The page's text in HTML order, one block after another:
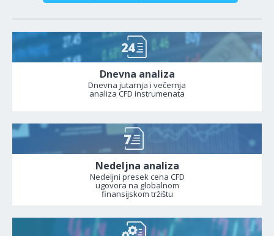
Dnevna analiza
Dnevna jutarnja i večernja
analiza CFD instrumenata
Nedeljna analiza
Nedeljni presek cena CFD
ugovora na globalnom
finansijskom tržištu